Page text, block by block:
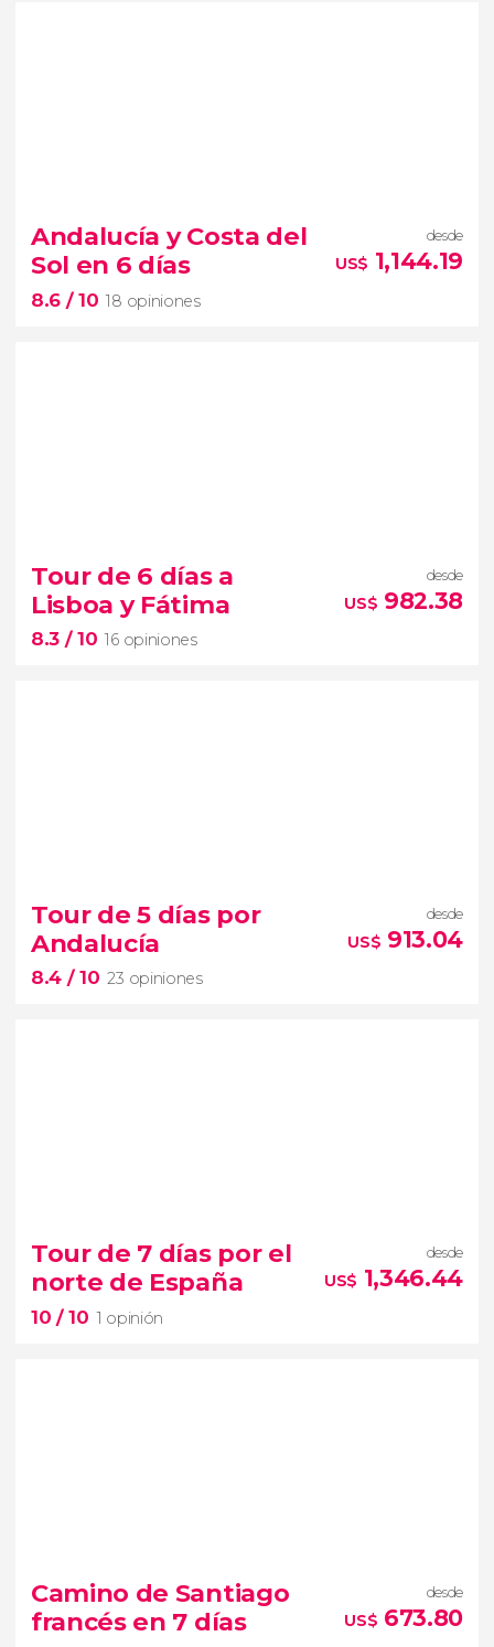
recorrido por
las ciudades
más famosas de España
Córdoba, Sevilla, Granada, Valencia, Barcelona y
Zaragoza
Andalucía y Costa del
Sol en 6 días
8.6 / 10 18 opiniones
desde
US$ 1,144.19
18 opiniones
tour de 6 días desde Madrid
Cáceres
Sevilla,
Córdoba, Granada y Málaga
Tour de 6 días a
Lisboa y Fátima
8.3 / 10 16 opiniones
desde
US$ 982.38
tour de 6 días por Lisboa y
Fátima
faceta más religiosa de
Portugal
santuarios más
concurridos del mundo
Tour de 5 días por
Andalucía
8.4 / 10 23 opiniones
desde
US$ 913.04
23 opiniones
tour de 5 días por Córdoba, Sevilla y Granada
legado arquitectónico y artístico de
árabes, judíos y cristianos en España
Tour de 7 días por el
norte de España
10/ 10 1 opinión
desde
US$ 1,346.44
1 opinión
San Sebastián, Santander, Oviedo, Santiago
Camino de Santiago
francés en 7 días
desde
US$ 673.80